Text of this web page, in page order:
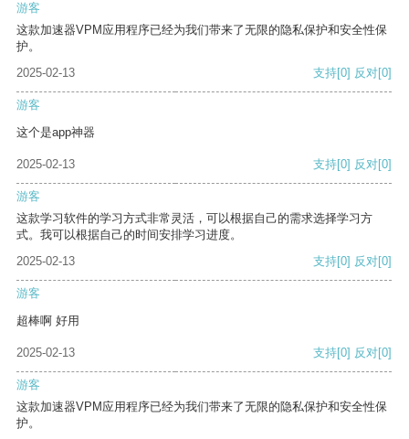
游客
这款加速器VPM应用程序已经为我们带来了无限的隐私保护和安全性保
护。
2025-02-13
支持[0] 反对[0]
游客
这个是app神器
2025-02-13 支持[0] 反对[0]
游客
这款学习软件的学习方式非常灵活，可以根据自己的需求选择学习方
式。我可以根据自己的时间安排学习进度。
2025-02-13
支持[0] 反对[0]
游客
超棒啊 好用
2025-02-13 支持[0] 反对[0]
游客
这款加速器VPM应用程序已经为我们带来了无限的隐私保护和安全性保
护。